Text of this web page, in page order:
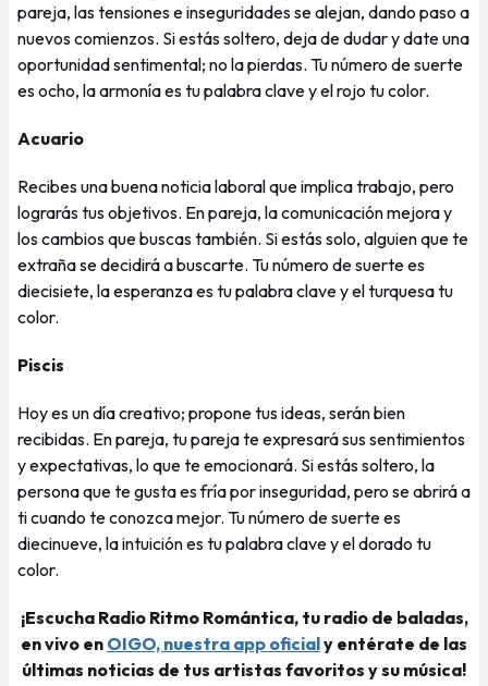
pareja, las tensiones e inseguridades se alejan, dando paso a
nuevos comienzos. Si estás soltero, deja de dudar y date una
oportunidad sentimental; no la pierdas. Tu número de suerte
es ocho, la armonía es tu palabra clave y el rojo tu color.
Acuario
Recibes una buena noticia laboral que implica trabajo, pero
lograrás tus objetivos. En pareja, la comunicación mejora y
los cambios que buscas también. Si estás solo, alguien que te
extraña se decidirá a buscarte. Tu número de suerte es
diecisiete, la esperanza es tu palabra clave y el turquesa tu
color.
Piscis
Hoy es un día creativo; propone tus ideas, serán bien
recibidas. En pareja, tu pareja te expresará sus sentimientos
y expectativas, lo que te emocionará. Si estás soltero, la
persona que te gusta es fría por inseguridad, pero se abrirá a
ti cuando te conozca mejor. Tu número de suerte es
diecinueve, la intuición es tu palabra clave y el dorado tu
color.
¡Escucha Radio Ritmo Romántica, tu radio de baladas,
en vivo en OIGO, nuestra app oficialy entérate de las
últimas noticias de tus artistas favoritos y su música!